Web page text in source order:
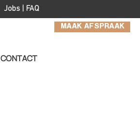
MAAK AFSPRAAK
Jobs | FAQ
CONTACT